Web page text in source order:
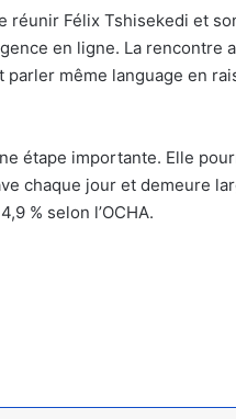
réunir Félix Tshisekedi et
en ligne. La rencontre
parler même language en
étape importante. Elle
chaque jour et demeure
% selon l’OCHA.